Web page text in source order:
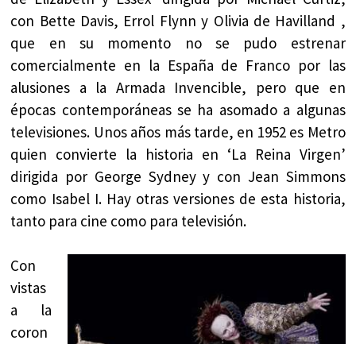
con Bette Davis, Errol Flynn y Olivia de Havilland ,
que en su momento no se pudo estrenar
comercialmente en la España de Franco por las
alusiones a la Armada Invencible, pero que en
épocas contemporáneas se ha asomado a algunas
televisiones. Unos años más tarde, en 1952 es Metro
quien convierte la historia en ‘La Reina Virgen’
dirigida por George Sydney y con Jean Simmons
como Isabel I. Hay otras versiones de esta historia,
tanto para cine como para televisión.
Con
vistas
a la
coron